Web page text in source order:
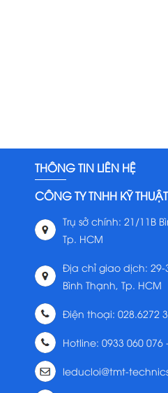
THÔNG TIN LIÊN HỆ
CÔNG TY TNHH KỸ
Trụ sở chính: 21/11B
Tp. HCM
Địa chỉ giao dịch: 29-
Bình Thạnh, Tp. HCM
Điện thoại: 028.6272
Hotline: 0933 060 076
leducloi@tmt-